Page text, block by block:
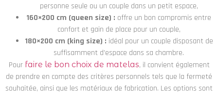
personne seule ou un couple dans un petit espace,
160×200 cm (queen size) : offre un bon compromis entre
confort et gain de place pour un couple,
180×200 cm (king size) : idéal pour un couple disposant de
suffisamment d’espace dans sa chambre.
Pour faire le bon choix de matelas, il convient également
de prendre en compte des critères personnels tels que la fermeté
souhaitée, ainsi que les matériaux de fabrication. Les options sont